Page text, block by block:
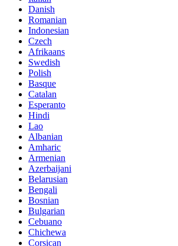
Danish
Romanian
Indonesian
Czech
Afrikaans
Swedish
Polish
Basque
Catalan
Esperanto
Hindi
Lao
Albanian
Amharic
Armenian
Azerbaijani
Belarusian
Bengali
Bosnian
Bulgarian
Cebuano
Chichewa
Corsican